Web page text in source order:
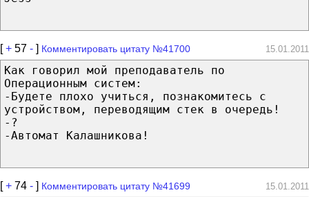
[+ 57 - ] Комментировать цитату №41700 15.01.2011
Как говорил мой преподаватель по
Операционным систем:
-Будете плохо учиться, познакомитесь с
устройством, переводящим стек в очередь!
-?
-Автомат Калашникова!
[+ 74 - ] Комментировать цитату №41699 15.01.2011